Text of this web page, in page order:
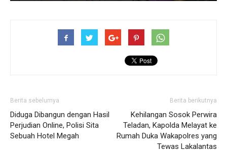
Berita sebelumya
Diduga Dibangun dengan Hasil
Perjudian Online, Polisi Sita
Sebuah Hotel Megah
Berita berikutnya
Kehilangan Sosok Perwira
Teladan, Kapolda Melayat ke
Rumah Duka Wakapolres yang
Tewas Lakalantas